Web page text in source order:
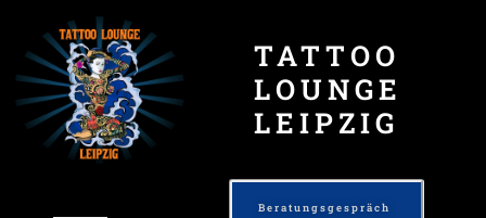
TATTOO
LOUNGE
LEIPZIG
Beratungsgespräch